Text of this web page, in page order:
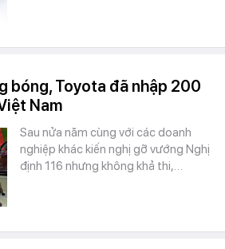
bóng, Toyota đã nhập 200
Nam
Sau nửa năm cùng với các doanh
nghiệp khác kiến nghị gỡ vướng Nghị
định 116 nhưng không khả thi,…